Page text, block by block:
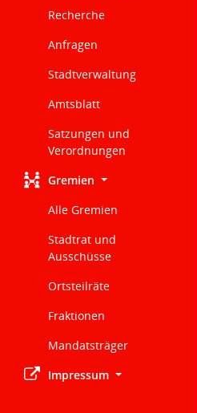
Recherche
Anfragen
Stadtverwaltung
Amtsblatt
Satzungen und
Verordnungen
Gremien
Alle Gremien
Stadtrat und
Ausschüsse
Ortsteilräte
Fraktionen
Mandatsträger
Impressum